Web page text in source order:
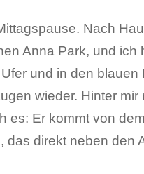
Nach
Anna Park, und ich
und in den
wieder. Hinter mir
es: Er kommt von
direkt neben den